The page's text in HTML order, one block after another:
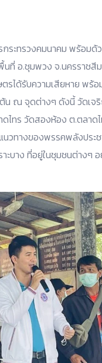
ระทรวงคมนาคม พร้อมด้
ที่ อ.ชุมพวง จ.นครราชสีม
ได้รับความเสียหาย พร้
ต้น ณ จุดต่างๆ ดังนี้ วัดเ
ไทร วัดสองห้อง ต.ตลาด
นวทางของพรรคพลังปร
บาง ที่อยู่ในชุมชนต่างๆ